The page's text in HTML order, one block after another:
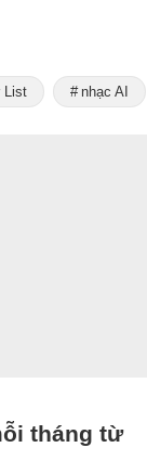
List nhạc AI
tháng từ